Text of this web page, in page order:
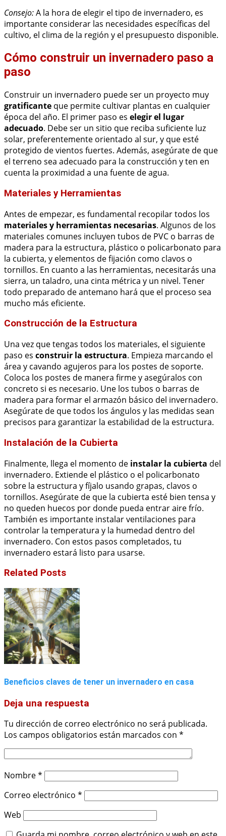
Consejo:A la hora de elegir el tipo de invernadero, es
importante considerar las necesidades específicas del
cultivo, el clima de la región y el presupuesto disponible.
Cómo construir un invernadero paso a
paso
Construir un invernadero puede ser un proyecto muy
gratificante que permite cultivar plantas en cualquier
época del año. El primer paso es elegir el lugar
adecuado. Debe ser un sitio que reciba suficiente luz
solar, preferentemente orientado al sur, y que esté
protegido de vientos fuertes. Además, asegúrate de que
el terreno sea adecuado para la construcción y ten en
cuenta la proximidad a una fuente de agua.
Materiales y Herramientas
Antes de empezar, es fundamental recopilar todos los
materiales y herramientas necesarias. Algunos de los
materiales comunes incluyen tubos de PVC o barras de
madera para la estructura, plástico o policarbonato para
la cubierta, y elementos de fijación como clavos o
tornillos. En cuanto a las herramientas, necesitarás una
sierra, un taladro, una cinta métrica y un nivel. Tener
todo preparado de antemano hará que el proceso sea
mucho más eficiente.
Construcción de la Estructura
Una vez que tengas todos los materiales, el siguiente
paso es construir la estructura. Empieza marcando el
área y cavando agujeros para los postes de soporte.
Coloca los postes de manera firme y asegúralos con
concreto si es necesario. Une los tubos o barras de
madera para formar el armazón básico del invernadero.
Asegúrate de que todos los ángulos y las medidas sean
precisos para garantizar la estabilidad de la estructura.
Instalación de la Cubierta
Finalmente, llega el momento de instalar la cubierta del
invernadero. Extiende el plástico o el policarbonato
sobre la estructura y fíjalo usando grapas, clavos o
tornillos. Asegúrate de que la cubierta esté bien tensa y
no queden huecos por donde pueda entrar aire frío.
También es importante instalar ventilaciones para
controlar la temperatura y la humedad dentro del
invernadero. Con estos pasos completados, tu
invernadero estará listo para usarse.
Related Posts
Beneficios claves de tener un invernadero en casa
Deja una respuesta
Tu dirección de correo electrónico no será publicada.
Los campos obligatorios están marcados con *
Nombre*
Correo electrónico *
Web